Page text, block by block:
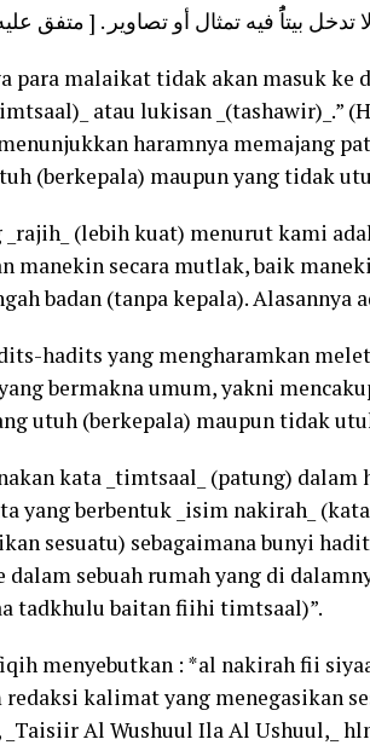
تدخل بيتاًُ فيه تمثال أو تصاوير . [ متفق
para malaikat tidak akan masuk ke
atau lukisan _(tashawir)_.”
haramnya memajang
(berkepala) maupun yang tidak
_rajih_ (lebih kuat) menurut kami
manekin secara mutlak, baik
badan (tanpa kepala). Alasannya
hadits yang mengharamkan
bermakna umum, yakni
utuh (berkepala) maupun tidak
kata _timtsaal_ (patung)
yang berbentuk _isim nakirah_
sesuatu) sebagaimana bunyi
dalam sebuah rumah yang di
tadkhulu baitan fiihi timtsaal)”.
menyebutkan : *al nakirah fii
kalimat yang menegasikan
_Taisiir Al Wushuul Ila Al Ushuul,_